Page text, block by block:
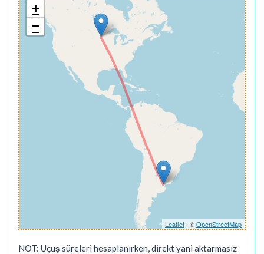
+
−
Leaflet | ©OpenStreetMap
NOT: Uçuş süreleri hesaplanırken, direkt yani aktarmasız